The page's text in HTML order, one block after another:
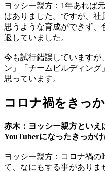
ヨッシー親方：1年あれば
はありました。ですが、
思うような育成ができず、
返していました。
今も試行錯誤していますが
ン」「チームビルディング
思っています。
コロナ禍をきっ
赤木：ヨッシー親方といえ
YouTuberになったきっか
ヨッシー親方：コロナ禍の
て、なにもする事がありま